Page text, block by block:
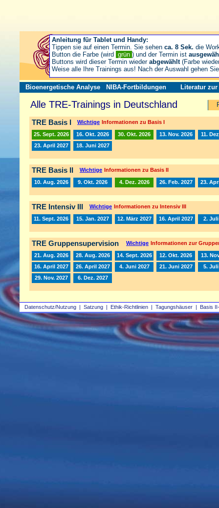
Datenschutz/Nutzung | Satzung | Ethik-Richtlinien | Tagungshäuser | Basis
Bioenergetische Analyse NIBA-Fortbildungen Literatur zur
Alle TRE-Trainings in Deutschland
TRE Basis I Wichtige Informationen zu Basis I
25. Sept. 2026 16. Okt. 2026 30. Okt. 2026 13. Nov. 2026
11.
23. April 2027
18. Juni 2027
TRE Basis II Wichtige Informationen zu Basis II
10. Aug. 2026 9. Okt. 2026 4. Dez. 2026 26. Feb. 2027 23.
TRE Intensiv III Wichtige Informationen zu Intensiv III
11. Sept. 2026 15. Jan. 2027 12. März 2027 16. April 2027 2. Juli
TRE Gruppensupervision Wichtige Informationen zur
21. Aug. 2026 28. Aug. 2026 14. Sept. 2026 12. Okt. 2026
13.
16. April 2027
26. April 2027 4. Juni 2027 21. Juni 2027
5. Juli
29. Nov. 2027
6. Dez. 2027
Anleitung für Tablet und Handy:
Tippen sie auf einen Termin. Sie sehen ca. 8 Sek. die
Button die Farbe (wird grün ) und der Termin ist
Buttons wird dieser Termin wieder abgewählt(Farbe
Weise alle Ihre Trainings aus! Nach der Auswahl gehen